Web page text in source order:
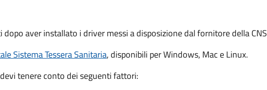
aver installato i driver messi a disposizione dal fornitore della CNS
Sistema Tessera Sanitaria, disponibili per Windows, Mac e Linux.
tenere conto dei seguenti fattori: